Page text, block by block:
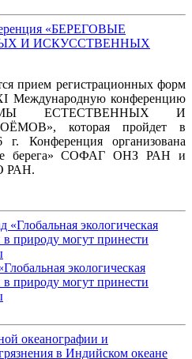
«БЕРЕГОВЫЕ
И ИСКУССТВЕННЫХ
прием регистрационных форм
Международную конференцию
ЕСТЕСТВЕННЫХ И
которая пройдет в
Конференция организована
берега» СОФАГ ОНЗ РАН и
РАН.
экологическая
природу могут принести